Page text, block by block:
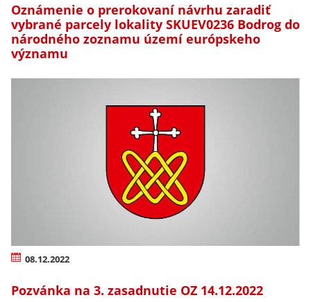
Oznámenie o prerokovaní návrhu zaradiť
vybrané parcely lokality SKUEV0236 Bodrog do
národného zoznamu území európskeho
významu
08.12.2022
Pozvánka na 3. zasadnutie OZ 14.12.2022